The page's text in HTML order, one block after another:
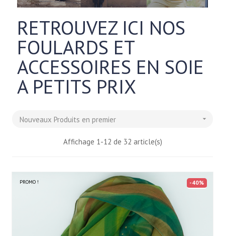
RETROUVEZ ICI NOS
FOULARDS ET
ACCESSOIRES EN SOIE
A PETITS PRIX
Nouveaux Produits en premier 
Affichage 1-12 de 32 article(s)
PROMO ! -40%